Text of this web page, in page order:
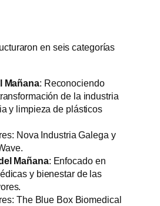
en seis categorías
Mañana: Reconociendo
de la industria
y limpieza de plásticos
Nova Industria Galega y
Mañana: Enfocado en
y bienestar de las
The Blue Box Biomedical